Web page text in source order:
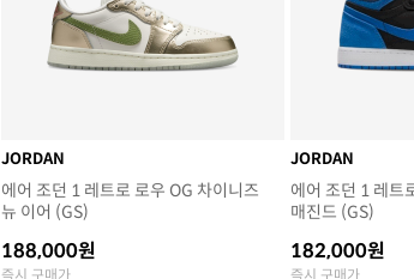
JORDAN
에어 조던 1 레트로 로우 OG 차이니즈
뉴 이어 (GS)
188,000원
즉시 구매가
JORDAN
에어 조던 1 레트
매진드 (GS)
182,000원
즉시 구매가